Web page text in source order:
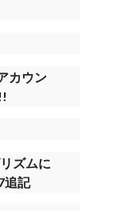
カウン
ズムに
追記